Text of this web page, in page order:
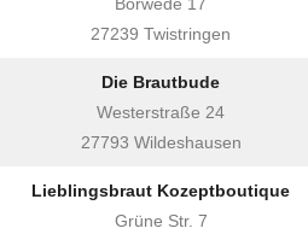
27239 Twistringen
Die Brautbude
Westerstraße 24
27793 Wildeshausen
Lieblingsbraut Kozeptboutique
Grüne Str. 7